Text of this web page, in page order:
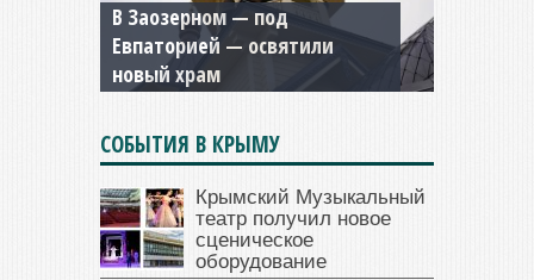
Мужской монастырь Косьмы
и Дамиана в Крыму вновь
открыт для посещения
СОБЫТИЯ В КРЫМУ
Крымский Музыкальный
театр получил новое
сценическое
оборудование